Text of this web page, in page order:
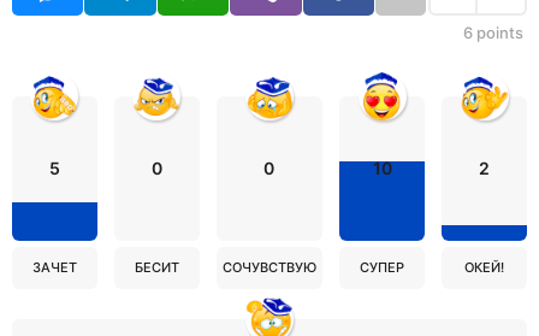
6 points
5
ЗАЧЕТ
0
БЕСИТ
0
СОЧУВСТВУЮ
10
СУПЕР
2
ОКЕЙ!